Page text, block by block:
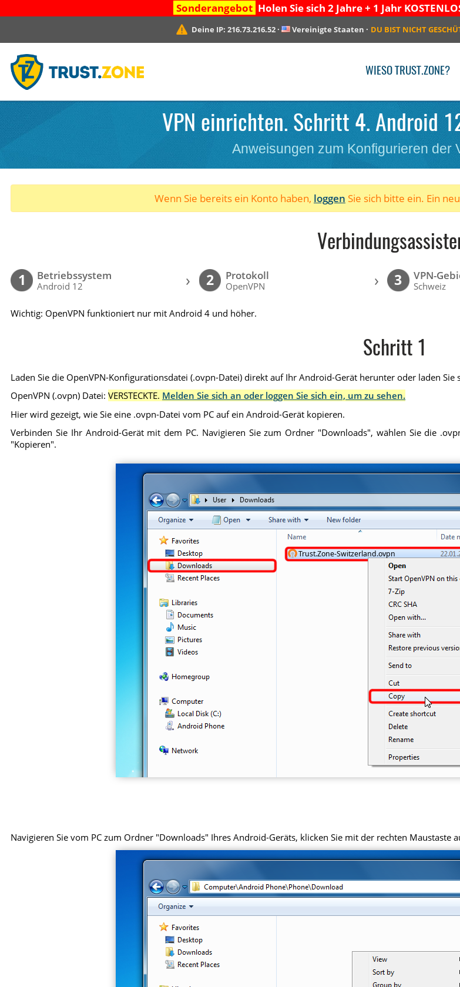
Sonderangebot Holen Sie sich 2 Jahre + 1 Jahr
Deine IP:216.73.216.52 · Vereinigte Staaten · DU BIST NICHT
WIESO TRUST.ZONE?
VPN einrichten. Schritt 4. Android
Anweisungen zum Konfigurieren der
Wenn Sie bereits ein Konto haben, loggen Sie sich bitte ein. Ein
1 Betriebssystem
Android 12 › 2 Protokoll
OpenVPN › 3 VPN-
Schweiz
Wichtig: OpenVPN funktioniert nur mit Android 4 und höher.
Schritt 1
Laden Sie die OpenVPN-Konfigurationsdatei (.ovpn-Datei) direkt auf Ihr Android-Gerät herunter oder laden
OpenVPN (.ovpn) Datei: VERSTECKTE. Melden Sie sich an oder loggen Sie sich ein, um zu sehen.
Hier wird gezeigt, wie Sie eine .ovpn-Datei vom PC auf ein Android-Gerät kopieren.
Verbinden Sie Ihr Android-Gerät mit dem PC. Navigieren Sie zum Ordner "Downloads", wählen Sie die
"Kopieren".
Trust.Zone-Switzerland.ovpn
Navigieren Sie vom PC zum Ordner "Downloads" Ihres Android-Geräts, klicken Sie mit der rechten Maustaste